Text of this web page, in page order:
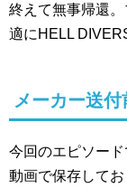
終えて無事帰還
適にHELL
メーカー送
今回のエピソー
動画で保存してお